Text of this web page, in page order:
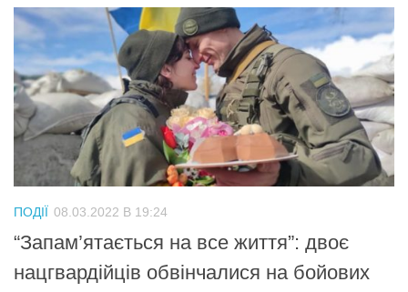
ПОДІЇ 08.03.2022 В 19:24
“Запам’ятається на все життя”: двоє
нацгвардійців обвінчалися на бойових